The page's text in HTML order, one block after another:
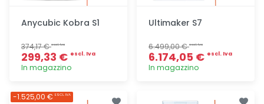
Anycubic Kobra S1
374,17 €escl. Iva
299,33 € escl. Iva
In magazzino
Aggiunta
Ultimaker S7
6.499,00 €escl. Iva
6.174,05 € escl. Iva
In magazzino
-1.525,00 € ESCL. IVA